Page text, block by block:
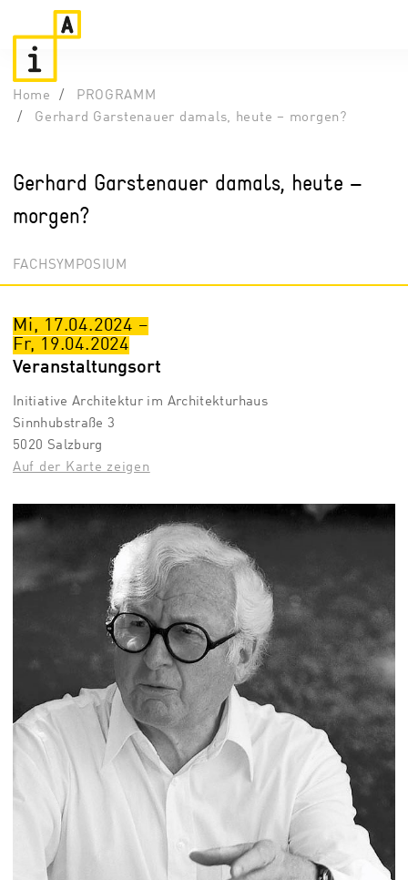
Home
PROGRAMM
Gerhard Garstenauer damals, heute – morgen?
Gerhard Garstenauer damals, heute –
morgen?
FACHSYMPOSIUM
Mi, 17.04.2024 –
Fr, 19.04.2024
Veranstaltungsort
Initiative Architektur im Architekturhaus
Sinnhubstraße 3
5020 Salzburg
Auf der Karte zeigen